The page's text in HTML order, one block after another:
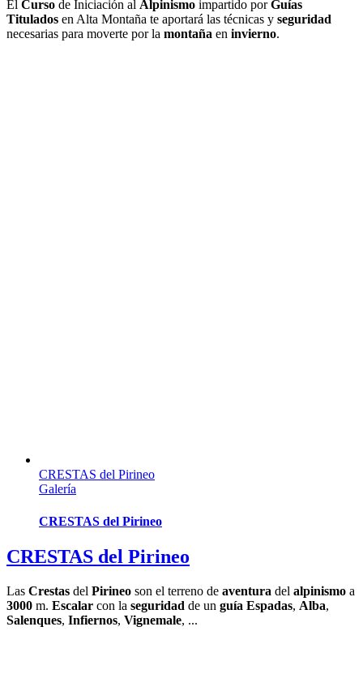
El Curso de Iniciación al Alpinismo impartido porGuías
Titulados en Alta Montaña te aportará las técnicas y seguridad
necesarias para moverte por la montaña en invierno.
CRESTAS del Pirineo
Galería
CRESTAS del Pirineo
CRESTAS del Pirineo
Las Crestas del Pirineo son el terreno de aventura del alpinismo a
3000 m. Escalar con la seguridad de un guía Espadas, Alba,
Salenques, Infiernos, Vignemale, ...